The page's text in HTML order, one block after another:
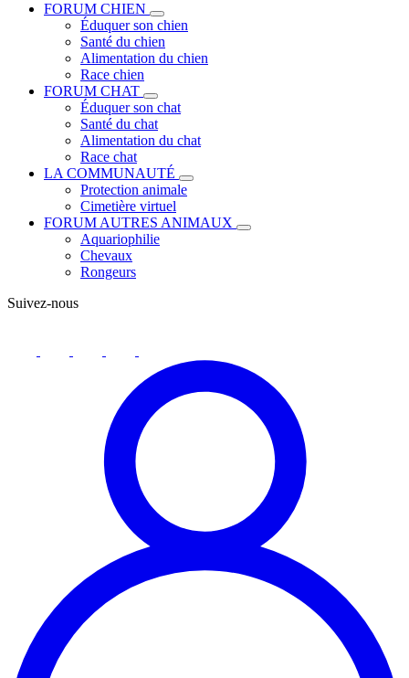
FORUM CHIEN
Éduquer son chien
Santé du chien
Alimentation du chien
Race chien
FORUM CHAT
Éduquer son chat
Santé du chat
Alimentation du chat
Race chat
LA COMMUNAUTÉ
Protection animale
Cimetière virtuel
FORUM AUTRES ANIMAUX
Aquariophilie
Chevaux
Rongeurs
Suivez-nous